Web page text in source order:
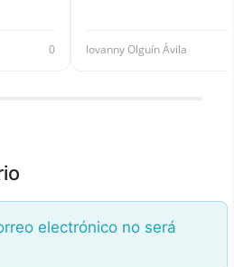
0 Iovanny Olguín Ávila
electrónico no será